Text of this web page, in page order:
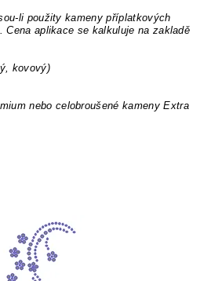
li použity kameny příplatkových
aplikace se kalkuluje na zakladě
kovový)
nebo celobroušené kameny Extra